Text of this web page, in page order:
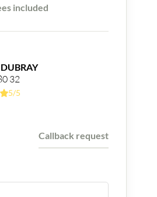
included
32
5/5
Callback request